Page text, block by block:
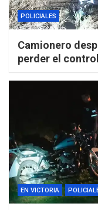
POLICIALES
Camionero
perder el
EN VICTORIA